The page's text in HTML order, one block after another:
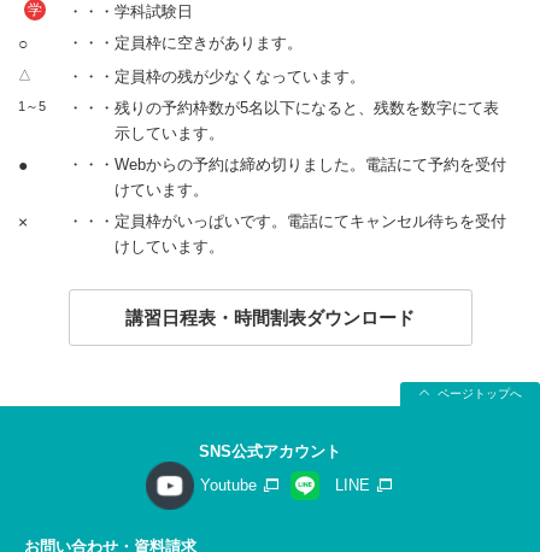
学 ・・・学科試験日
○ ・・・定員枠に空きがあります。
△ ・・・定員枠の残が少なくなっています。
1～5
・・・残りの予約枠数が5名以下になると、残数を数字にて表
示しています。
●
・・・Webからの予約は締め切りました。電話にて予約を受付
けています。
×
・・・定員枠がいっぱいです。電話にてキャンセル待ちを受付
けしています。
講習日程表・時間割表ダウンロード
ページトップへ
SNS公式アカウント
Youtube
LINE
お問い合わせ・資料請求